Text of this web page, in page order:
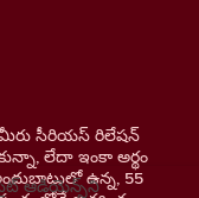
సీరియస్ రిలేషన్
లేదా ఇంకా అర్థం
ఉన్న, 55
ఆడియెన్స్‌ని